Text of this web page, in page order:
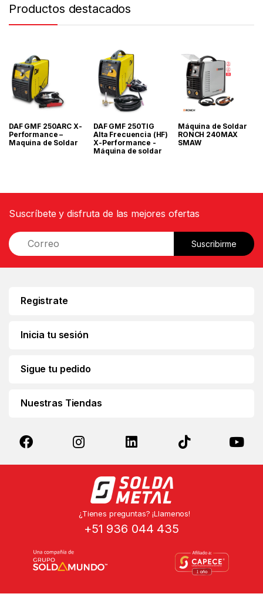
Productos destacados
DAF GMF 250ARC X-
Performance –
Maquina de Soldar
DAF GMF 250TIG
Alta Frecuencia (HF)
X-Performance -
Máquina de soldar
Máquina de Soldar
RONCH 240MAX
SMAW
Suscríbete y disfruta de las mejores ofertas
E
m
Suscribirme
Registrate
Inicia tu sesión
Sigue tu pedido
Nuestras Tiendas
¿Tienes preguntas? ¡Llamenos!
+51 936 044 435